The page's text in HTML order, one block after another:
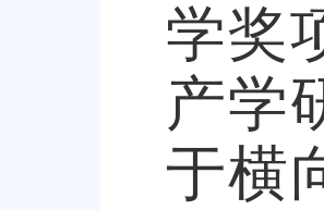
学奖
产学
于横